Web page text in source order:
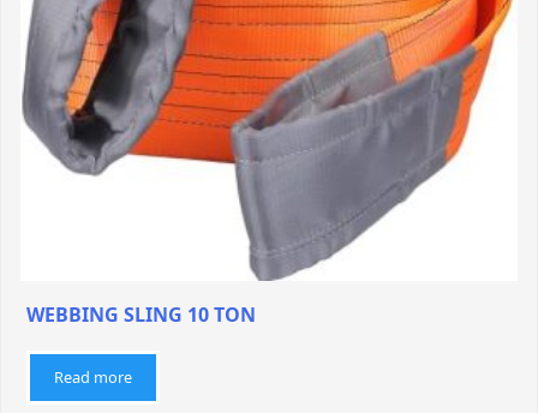
WEBBING SLING 10 TON
Read more